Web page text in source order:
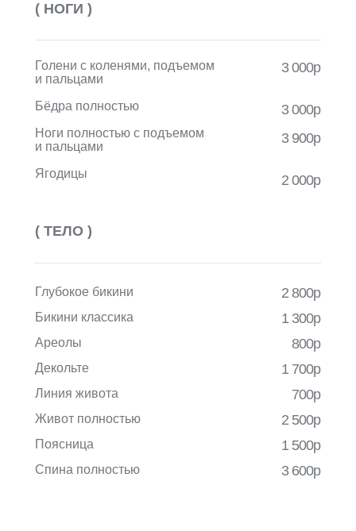
Глубокое бикини
Бикини классика
Ареолы
Декольте
Линия живота
Живот полностью
Поясница
Спина полностью
2 800р
( ТЕЛО )
1 300р
3 600р
800р
1 700р
700р
2 500р
1 500р
( НОГИ )
Голени с коленями, подъемом
и пальцами
Бёдра полностью
Ноги полностью с подъемом
и пальцами
Ягодицы
3 000р
3 900р
2 000р
3 000р